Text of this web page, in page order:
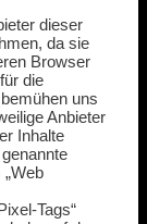
dieser
da sie
Browser
die
uns
Anbieter
Inhalte
Tags“